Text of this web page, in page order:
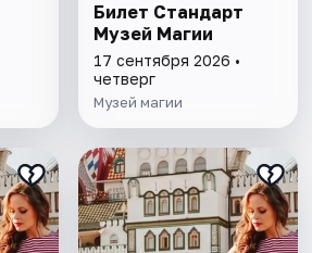
Билет Стандарт
Музей Магии
17 сентября 2026 •
четверг
Музей магии